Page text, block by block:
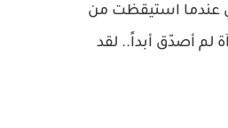
عندما استيقظت من
لم أصدّق أبداً.. لقد